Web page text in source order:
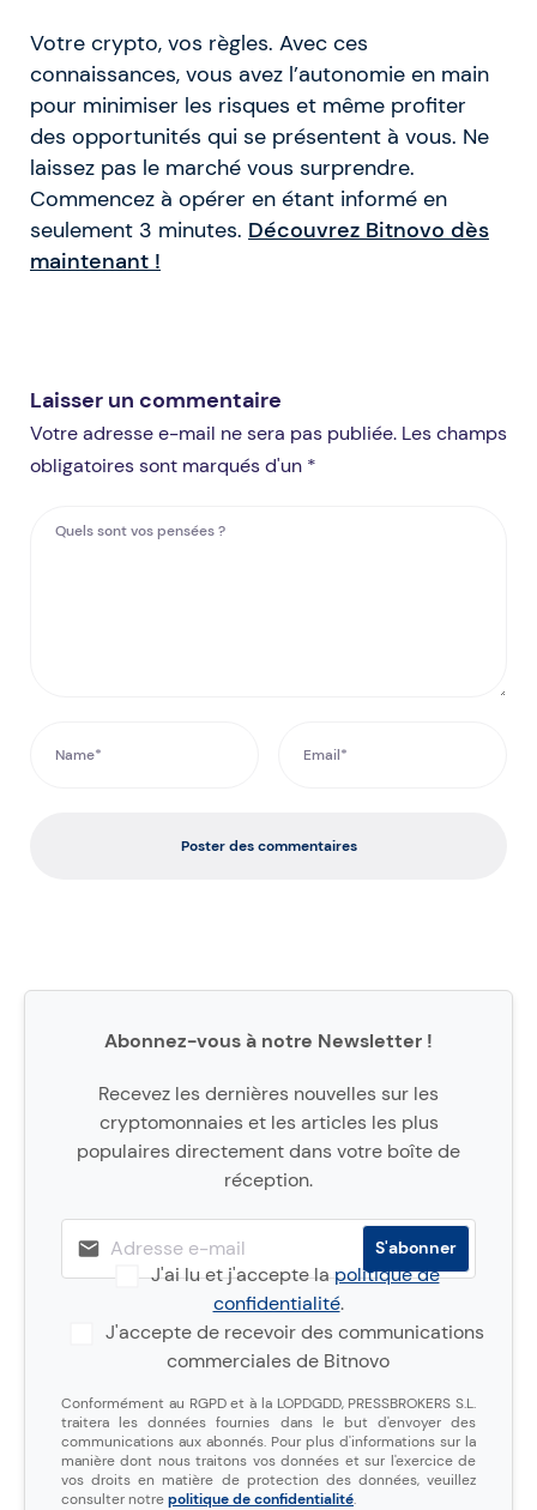
Votre crypto, vos règles. Avec ces
connaissances, vous avez l’autonomie en main
pour minimiser les risques et même profiter
des opportunités qui se présentent à vous. Ne
laissez pas le marché vous surprendre.
Commencez à opérer en étant informé en
seulement 3 minutes. Découvrez Bitnovo dès
maintenant !
Laisser un commentaire
Votre adresse e-mail ne sera pas publiée. Les champs
obligatoires sont marqués d'un *
Poster des commentaires
Abonnez-vous à notre Newsletter !
Recevez les dernières nouvelles sur les
cryptomonnaies et les articles les plus
populaires directement dans votre boîte de
réception.
J'ai lu et j'accepte lapolitique de
confidentialité.
J'accepte de recevoir des communications
commerciales de Bitnovo
Conformément au RGPD et à la LOPDGDD, PRESSBROKERS S.L.
traitera les données fournies dans le but d'envoyer des
communications aux abonnés. Pour plus d'informations sur la
manière dont nous traitons vos données et sur l'exercice de
vos droits en matière de protection des données, veuillez
consulter notrepolitique de confidentialité.